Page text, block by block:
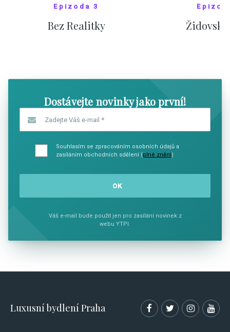
Epizoda 3
Bez Realitky
Dostávejte novinky jako první!
Souhlasím se zpracováním osobních údajů a
zasíláním obchodních sdělení (plné znění)
Váš e-mail bude použit jen pro zasílání novinek z
webu YTPI.
Luxusní bydlení Praha